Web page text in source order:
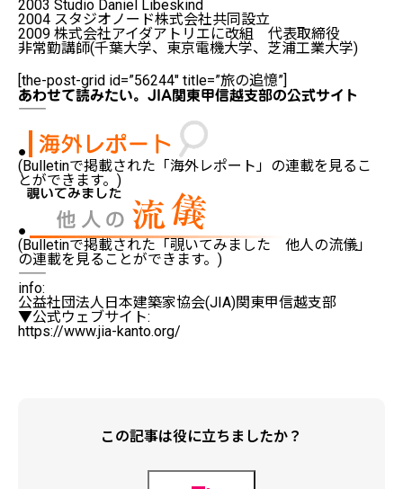
2003 Studio Daniel Libeskind
2004 スタジオノード株式会社共同設立
2009 株式会社アイダアトリエに改組 代表取締役
非常勤講師(千葉大学、東京電機大学、芝浦工業大学)
[the-post-grid id=”56244″ title=”旅の追憶”]
あわせて読みたい。JIA関東甲信越支部の公式サイト
――――――――――――――――――――――――――――――――
●
(Bulletinで掲載された「海外レポート」の連載を見るこ
とができます。)
●
(Bulletinで掲載された「覗いてみました 他人の流儀」
の連載を見ることができます。)
――――――――――――――――――――――――――――――――
info:
公益社団法人日本建築家協会(JIA)関東甲信越支部
▼公式ウェブサイト:
https://www.jia-kanto.org/
この記事は役に立ちましたか？